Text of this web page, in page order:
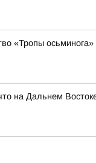
«Тропы осьминога»
на Дальнем